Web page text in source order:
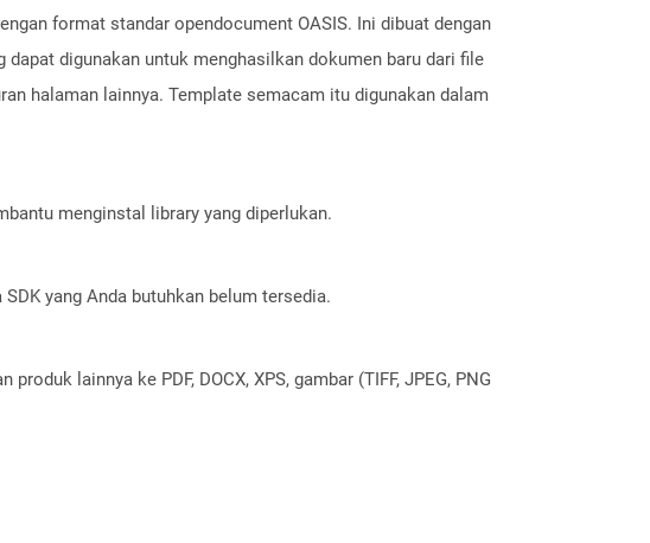
format standar opendocument OASIS. Ini dibuat dengan
digunakan untuk menghasilkan dokumen baru dari file
halaman lainnya. Template semacam itu digunakan dalam
menginstal library yang diperlukan.
yang Anda butuhkan belum tersedia.
lainnya ke PDF, DOCX, XPS, gambar (TIFF, JPEG, PNG